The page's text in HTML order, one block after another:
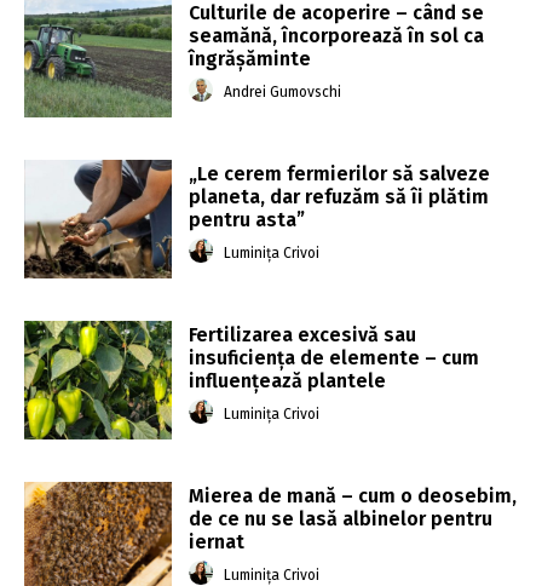
Culturile de acoperire – când se
seamănă, încorporează în sol ca
îngrășăminte
Andrei Gumovschi
„Le cerem fermierilor să salveze
planeta, dar refuzăm să îi plătim
pentru asta”
Luminița Crivoi
Fertilizarea excesivă sau
insuficiența de elemente – cum
influențează plantele
Luminița Crivoi
Mierea de mană – cum o deosebim,
de ce nu se lasă albinelor pentru
iernat
Luminița Crivoi